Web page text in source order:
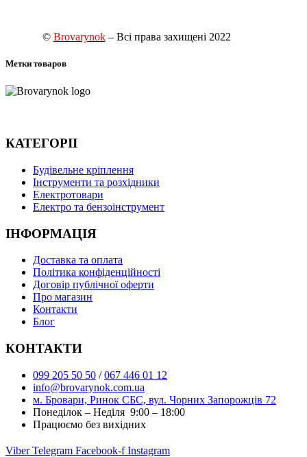
© Brovarynok– Всі права захищені 2022
Метки товаров
КАТЕГОРІІ
Будівельне кріплення
Інструменти та розхідники
Електротовари
Електро та бензоінструмент
ІНФОРМАЦІЯ
Доставка та оплата
Політика конфіденційності
Договір публічної оферти
Про магазин
Контакти
Блог
КОНТАКТИ
099 205 50 50 /067 446 01 12
info@brovarynok.com.ua
м. Бровари, Ринок СБС, вул. Чорних Запорожців 72
Понеділок – Неділя 9:00 – 18:00
Працюємо без вихідних
Viber Telegram Facebook-f Instagram